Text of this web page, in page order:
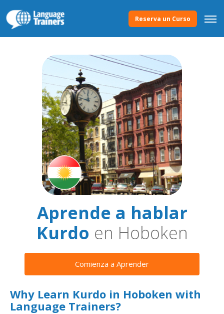
Reserva un Curso
Aprende a hablar
Kurdo en Hoboken
Comienza a Aprender
Why Learn Kurdo in Hoboken with
Language Trainers?